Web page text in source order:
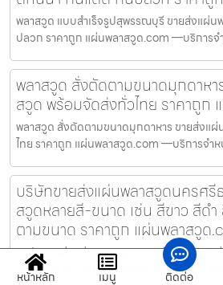
พลาสวูด แบบสำเร็จรูปสุพรรณบุรี ขายส่งแผ่
ปลวก ราคาถูก แผ่นพลาสวูด.com —บริการจ
พลาสวูด สั่งตัดตามขนาดมุกดาหา
สวูด พร้อมจัดส่งทั่วไทย ราคาถูก
พลาสวูด สั่งตัดตามขนาดมุกดาหาร ขายส่งแ
ไทย ราคาถูก แผ่นพลาสวูด.com —บริการจำ
บริษัทขายส่งแผ่นพลาสวูดนครศรี
สวูดหลายสี-ขนาด เช่น สีขาว สีด
ตามขนาด ราคาถูก แผ่นพลาสวูด
บริษัทขายส่งแผ่นพลาสวูดนครศรีธรรมราช แ
เช่น สีขาว สีดำ สีเทา พร้อมสั่งตัดตามขนาด รา
หน้าหลัก เมนู ติดต่อ